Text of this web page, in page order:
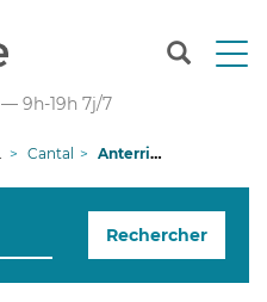
T
n
g
— 9h-19h 7j/7
Cantal Anterrieux
Rechercher